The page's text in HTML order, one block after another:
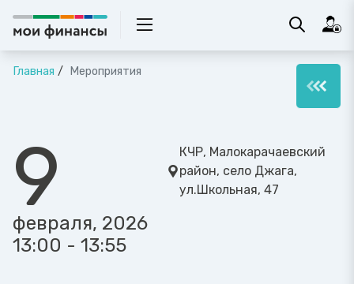
Главная Мероприятия
9
февраля, 2026
13:00 - 13:55
КЧР, Малокарачаевский
район, село Джага,
ул.Школьная, 47